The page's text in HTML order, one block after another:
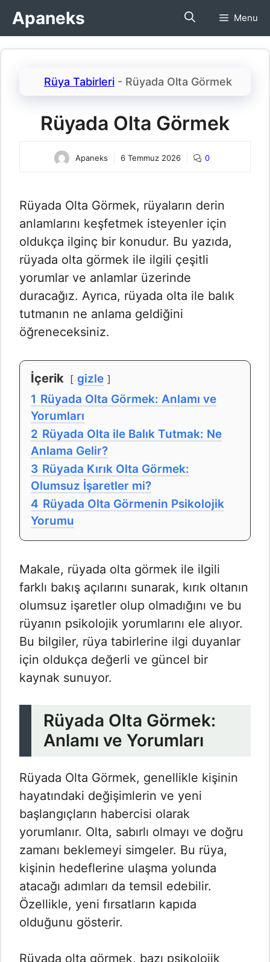
İçeriğe
atlaApaneks Menu
Rüya Tabirleri - Rüyada Olta Görmek​
Rüyada Olta Görmek​
Apaneks 6 Temmuz 2026 0
Rüyada Olta Görmek, rüyaların derin
anlamlarını keşfetmek isteyenler için
oldukça ilginç bir konudur. Bu yazıda,
rüyada olta görmek ile ilgili çeşitli
yorumlar ve anlamlar üzerinde
duracağız. Ayrıca, rüyada olta ile balık
tutmanın ne anlama geldiğini
öğreneceksiniz.
İçerik
gizle
1 Rüyada Olta Görmek: Anlamı ve
Yorumları
2 Rüyada Olta ile Balık Tutmak: Ne
Anlama Gelir?
3 Rüyada Kırık Olta Görmek:
Olumsuz İşaretler mi?
4 Rüyada Olta Görmenin Psikolojik
Yorumu
Makale, rüyada olta görmek ile ilgili
farklı bakış açılarını sunarak, kırık oltanın
olumsuz işaretler olup olmadığını ve bu
rüyanın psikolojik yorumlarını ele alıyor.
Bu bilgiler, rüya tabirlerine ilgi duyanlar
için oldukça değerli ve güncel bir
kaynak sunuyor.
Rüyada Olta Görmek:
Anlamı ve Yorumları
Rüyada Olta Görmek​, genellikle kişinin
hayatındaki değişimlerin ve yeni
başlangıçların habercisi olarak
yorumlanır. Olta, sabırlı olmayı ve doğru
zamanı beklemeyi simgeler. Bu rüya,
kişinin hedeflerine ulaşma yolunda
atacağı adımları da temsil edebilir.
Özellikle, yeni fırsatların kapıda
olduğunu gösterir.
Rüyada olta görmek, bazı psikolojik